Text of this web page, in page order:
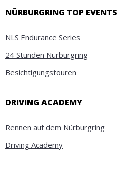
NÜRBURGRING TOP EVENTS
NLS Endurance Series
24 Stunden Nürburgring
Besichtigungstouren
DRIVING ACADEMY
Rennen auf dem Nürburgring
Driving Academy